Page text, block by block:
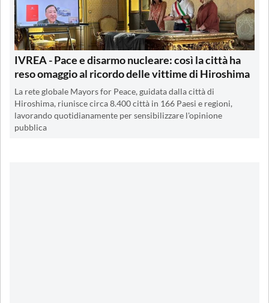
IVREA - Pace e disarmo nucleare: così la città ha
reso omaggio al ricordo delle vittime di Hiroshima
La rete globale Mayors for Peace, guidata dalla città di
Hiroshima, riunisce circa 8.400 città in 166 Paesi e regioni,
lavorando quotidianamente per sensibilizzare l'opinione
pubblica